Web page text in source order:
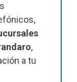
,
a tu